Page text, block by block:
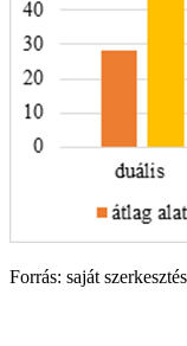
Forrás: saját szerkesztés